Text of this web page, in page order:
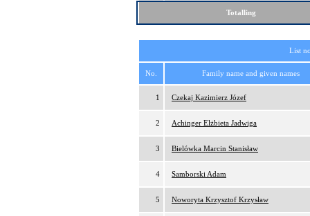
Totalling
List
No. Family name and given names
1 Czekaj Kazimierz Józef
2 Achinger Elżbieta Jadwiga
3 Bielówka Marcin Stanisław
4 Samborski Adam
5 Noworyta Krzysztof Krzysław